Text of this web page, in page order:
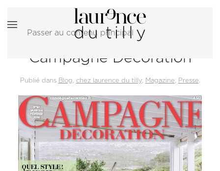
Passer au contenu principal
Campagne Décoration
Publié dans Blog, chez laurence du tilly, Magazine, Presse.